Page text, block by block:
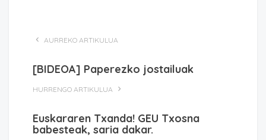
AURREKO ARTIKULUA
[BIDEOA] Paperezko jostailuak
HURRENGO ARTIKULUA
Euskararen Txanda! GEU Txosna
babesteak, saria dakar.